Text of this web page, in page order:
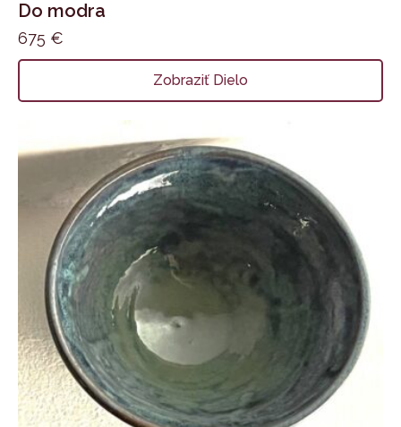
Do modra
675 €
Zobraziť Dielo